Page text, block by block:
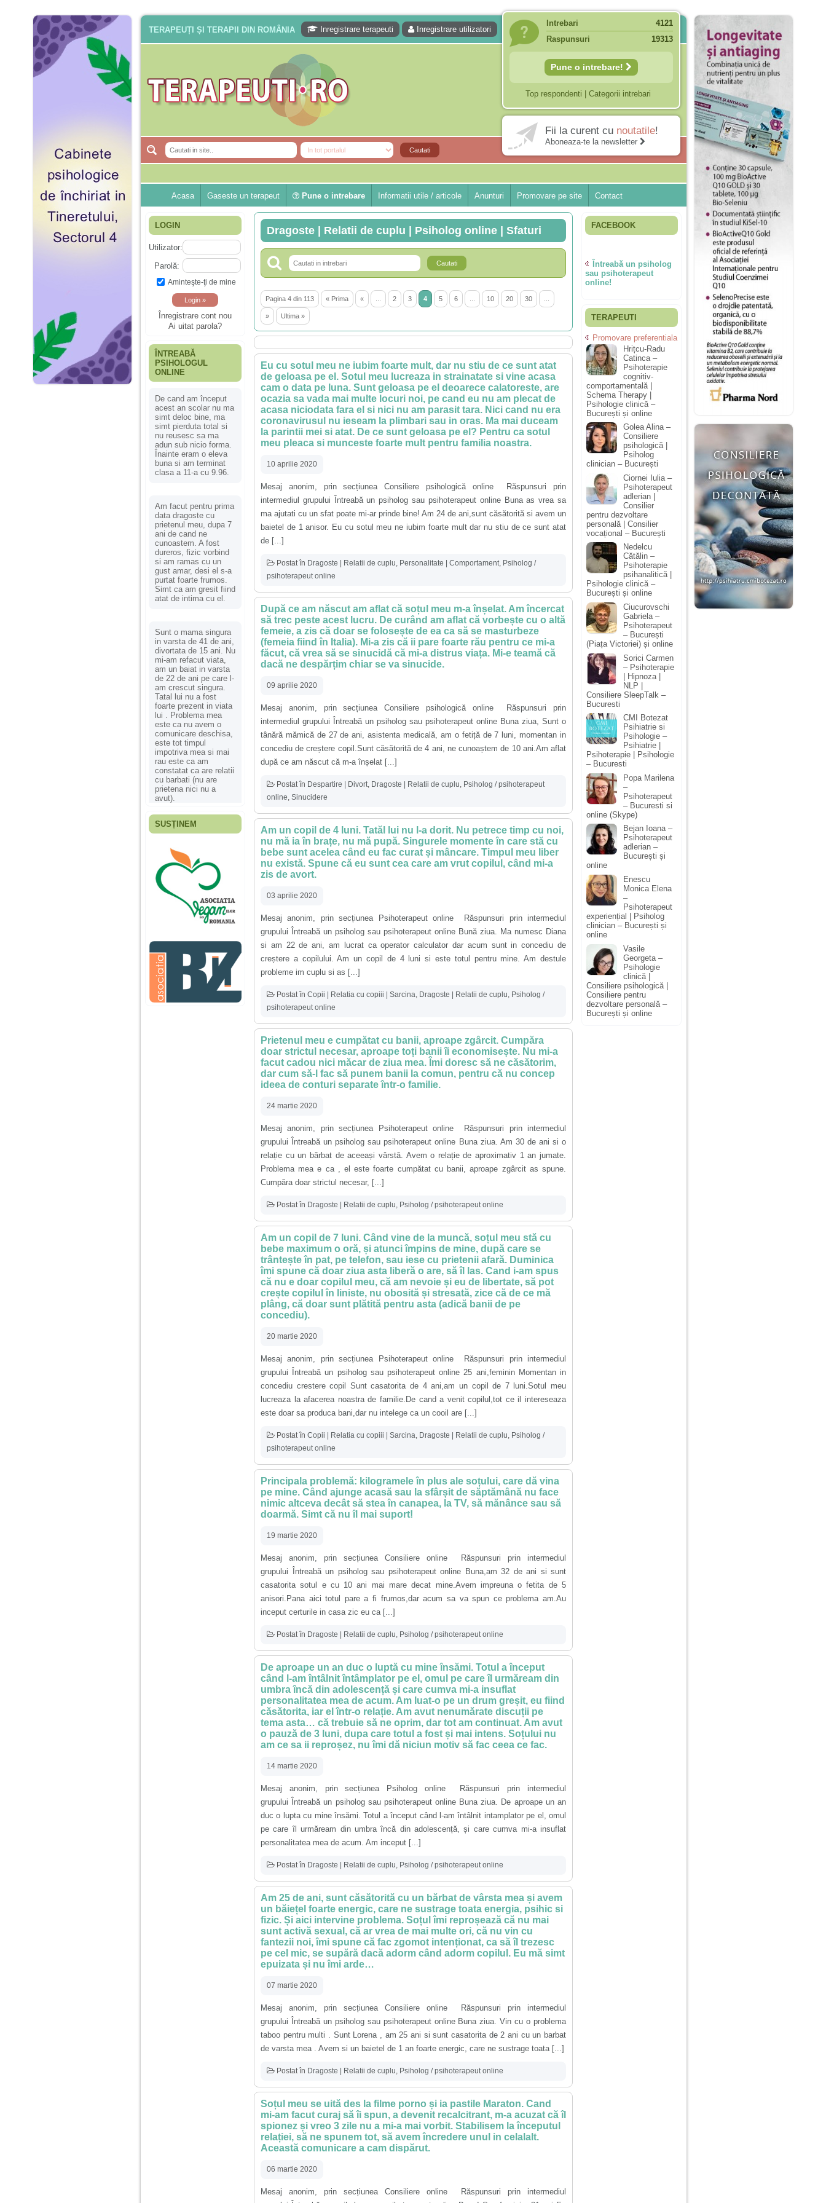
TERAPEUȚI ȘI TERAPII DIN ROMÂNIA Inregistrare terapeuti Inregistrare utilizatori
Intrebari
4121
Raspunsuri
19313
Pune o intrebare!
Top respondenti Categorii intrebari
Fii la curent cu noutatile!
Aboneaza-te la newsletter
Acasa Gaseste un terapeut Pune o intrebare Informatii utile / articole Anunturi Promovare pe site Contact
LOGIN
Utilizator:
Parolă:
Aminteşte-ţi de mine
Înregistrare cont nou
Ai uitat parola?
ÎNTREABĂ
PSIHOLOGUL
ONLINE
De cand am început
acest an scolar nu ma
simt deloc bine, ma
simt pierduta total si
nu reusesc sa ma
adun sub nicio forma.
Înainte eram o eleva
buna si am terminat
clasa a 11-a cu 9.96.
Am facut pentru prima
data dragoste cu
prietenul meu, dupa 7
ani de cand ne
cunoastem. A fost
dureros, fizic vorbind
si am ramas cu un
gust amar, desi el s-a
purtat foarte frumos.
Simt ca am gresit fiind
atat de intima cu el.
Sunt o mama singura
in varsta de 41 de ani,
divortata de 15 ani. Nu
mi-am refacut viata,
am un baiat in varsta
de 22 de ani pe care l-
am crescut singura.
Tatal lui nu a fost
foarte prezent in viata
lui . Problema mea
este ca nu avem o
comunicare deschisa,
este tot timpul
impotriva mea si mai
rau este ca am
constatat ca are relatii
cu barbati (nu are
prietena nici nu a
avut).
Fiica mea s-a nascut
ani, privind in urma
realizez cat de multe
greseli am facut in
educatia si cresterea
ei, am fost o mama
egoista, preocupata
de implinirea
profesionala, cand ea
era mica am neglijat-
agresiva, orice
greseala era taxata cu
o palma sau pedepse.
De 4 ani am o relatie
serioasa cu un barbat
SUSȚINEM
Dragoste | Relatii de cuplu | Psiholog online | Sfaturi
Pagina 4 din 113 « Prima « 2 3 4 5 6 10 20 30
» Ultima »
Eu cu sotul meu ne iubim foarte mult, dar nu stiu de ce sunt atat
de geloasa pe el. Sotul meu lucreaza in strainatate si vine acasa
cam o data pe luna. Sunt geloasa pe el deoarece calatoreste, are
ocazia sa vada mai multe locuri noi, pe cand eu nu am plecat de
acasa niciodata fara el si nici nu am parasit tara. Nici cand nu era
coronavirusul nu ieseam la plimbari sau in oras. Ma mai duceam
la parintii mei si atat. De ce sunt geloasa pe el? Pentru ca sotul
meu pleaca si munceste foarte mult pentru familia noastra.
10 aprilie 2020
Mesaj anonim, prin secțiunea Consiliere psihologică online Răspunsuri prin
intermediul grupului Întreabă un psiholog sau psihoterapeut online Buna as vrea sa
ma ajutati cu un sfat poate mi-ar prinde bine! Am 24 de ani,sunt căsătorită si avem un
baietel de 1 anisor. Eu cu sotul meu ne iubim foarte mult dar nu stiu de ce sunt atat
de [...]
Postat în Dragoste | Relatii de cuplu, Personalitate | Comportament, Psiholog /
psihoterapeut online
După ce am născut am aflat că soțul meu m-a înșelat. Am încercat
să trec peste acest lucru. De curând am aflat că vorbește cu o altă
femeie, a zis că doar se folosește de ea ca să se masturbeze
(femeia fiind în Italia). Mi-a zis că ii pare foarte rău pentru ce mi-a
făcut, că vrea să se sinucidă că mi-a distrus viața. Mi-e teamă că
dacă ne despărțim chiar se va sinucide.
09 aprilie 2020
Mesaj anonim, prin secțiunea Consiliere psihologică online Răspunsuri prin
intermediul grupului Întreabă un psiholog sau psihoterapeut online Buna ziua, Sunt o
tânără mămică de 27 de ani, asistenta medicală, am o fetiță de 7 luni, momentan in
concediu de creștere copil.Sunt căsătorită de 4 ani, ne cunoaștem de 10 ani.Am aflat
după ce am născut că m-a înșelat [...]
Postat în Despartire | Divort, Dragoste | Relatii de cuplu, Psiholog / psihoterapeut
online, Sinucidere
Am un copil de 4 luni. Tatăl lui nu l-a dorit. Nu petrece timp cu noi,
nu mă ia în brațe, nu mă pupă. Singurele momente în care stă cu
bebe sunt acelea când eu fac curat și mâncare. Timpul meu liber
nu există. Spune că eu sunt cea care am vrut copilul, când mi-a
zis de avort.
03 aprilie 2020
Mesaj anonim, prin secțiunea Psihoterapeut online Răspunsuri prin intermediul
grupului Întreabă un psiholog sau psihoterapeut online Bună ziua. Ma numesc Diana
si am 22 de ani, am lucrat ca operator calculator dar acum sunt in concediu de
creștere a copilului. Am un copil de 4 luni si este totul pentru mine. Am destule
probleme im cuplu si as [...]
Postat în Copii | Relatia cu copiii | Sarcina, Dragoste | Relatii de cuplu, Psiholog /
psihoterapeut online
Prietenul meu e cumpătat cu banii, aproape zgârcit. Cumpăra
doar strictul necesar, aproape toți banii îi economisește. Nu mi-a
facut cadou nici măcar de ziua mea. Îmi doresc să ne căsătorim,
dar cum să-l fac să punem banii la comun, pentru că nu concep
ideea de conturi separate într-o familie.
24 martie 2020
Mesaj anonim, prin secțiunea Psihoterapeut online Răspunsuri prin intermediul
grupului Întreabă un psiholog sau psihoterapeut online Buna ziua. Am 30 de ani si o
relație cu un bărbat de aceeași vârstă. Avem o relație de aproximativ 1 an jumate.
Problema mea e ca , el este foarte cumpătat cu banii, aproape zgârcit as spune.
Cumpăra doar strictul necesar, [...]
Postat în Dragoste | Relatii de cuplu, Psiholog / psihoterapeut online
Am un copil de 7 luni. Când vine de la muncă, soțul meu stă cu
bebe maximum o oră, și atunci împins de mine, după care se
trântește în pat, pe telefon, sau iese cu prietenii afară. Duminica
îmi spune că doar ziua asta liberă o are, să îl las. Cand i-am spus
că nu e doar copilul meu, că am nevoie și eu de libertate, să pot
crește copilul în liniste, nu obosită și stresată, zice că de ce mă
plâng, că doar sunt plătită pentru asta (adică banii de pe
concediu).
20 martie 2020
Mesaj anonim, prin secțiunea Psihoterapeut online Răspunsuri prin intermediul
grupului Întreabă un psiholog sau psihoterapeut online 25 ani,feminin Momentan in
concediu crestere copil Sunt casatorita de 4 ani,am un copil de 7 luni.Sotul meu
lucreaza la afacerea noastra de familie.De cand a venit copilul,tot ce il intereseaza
este doar sa produca bani,dar nu intelege ca un cooil are [...]
Postat în Copii | Relatia cu copiii | Sarcina, Dragoste | Relatii de cuplu, Psiholog /
psihoterapeut online
Principala problemă: kilogramele în plus ale soțului, care dă vina
pe mine. Când ajunge acasă sau la sfârșit de săptămână nu face
nimic altceva decât să stea în canapea, la TV, să mănânce sau să
doarmă. Simt că nu îl mai suport!
19 martie 2020
Mesaj anonim, prin secțiunea Consiliere online Răspunsuri prin intermediul
grupului Întreabă un psiholog sau psihoterapeut online Buna,am 32 de ani si sunt
casatorita sotul e cu 10 ani mai mare decat mine.Avem impreuna o fetita de 5
anisori.Pana aici totul pare a fi frumos,dar acum sa va spun ce problema am.Au
inceput certurile in casa zic eu ca [...]
Postat în Dragoste | Relatii de cuplu, Psiholog / psihoterapeut online
De aproape un an duc o luptă cu mine însămi. Totul a început
când l-am întâlnit întâmplator pe el, omul pe care îl urmăream din
umbra încă din adolescență și care cumva mi-a insuflat
personalitatea mea de acum. Am luat-o pe un drum greșit, eu fiind
căsătorita, iar el într-o relație. Am avut nenumărate discuții pe
tema asta… că trebuie să ne oprim, dar tot am continuat. Am avut
o pauză de 3 luni, dupa care totul a fost și mai intens. Soțului nu
am ce sa ii reproșez, nu îmi dă niciun motiv să fac ceea ce fac.
14 martie 2020
Mesaj anonim, prin secțiunea Psiholog online Răspunsuri prin intermediul
grupului Întreabă un psiholog sau psihoterapeut online Buna ziua. De aproape un an
duc o lupta cu mine însămi. Totul a început când l-am întâlnit intamplator pe el, omul
pe care îl urmăream din umbra încă din adolescență, și care cumva mi-a insuflat
personalitatea mea de acum. Am inceput [...]
Postat în Dragoste | Relatii de cuplu, Psiholog / psihoterapeut online
Am 25 de ani, sunt căsătorită cu un bărbat de vârsta mea și avem
un băiețel foarte energic, care ne sustrage toata energia, psihic si
fizic. Și aici intervine problema. Soțul îmi reproșează că nu mai
sunt activă sexual, că ar vrea de mai multe ori, că nu vin cu
fantezii noi, îmi spune că fac zgomot intenționat, ca să îl trezesc
pe cel mic, se supără dacă adorm când adorm copilul. Eu mă simt
epuizata și nu îmi arde…
07 martie 2020
Mesaj anonim, prin secțiunea Consiliere online Răspunsuri prin intermediul
grupului Întreabă un psiholog sau psihoterapeut online Buna ziua. Vin cu o problema
taboo pentru multi . Sunt Lorena , am 25 ani si sunt casatorita de 2 ani cu un barbat
de varsta mea . Avem si un baietel de 1 an foarte energic, care ne sustrage toata [...]
Postat în Dragoste | Relatii de cuplu, Psiholog / psihoterapeut online
Soțul meu se uită des la filme porno și ia pastile Maraton. Cand
mi-am facut curaj să îi spun, a devenit recalcitrant, m-a acuzat că îl
spionez și vreo 3 zile nu a mi-a mai vorbit. Stabilisem la începutul
relației, să ne spunem tot, să avem încredere unul in celalalt.
Această comunicare a cam dispărut.
06 martie 2020
Mesaj anonim, prin secțiunea Consiliere online Răspunsuri prin intermediul
FACEBOOK
Întreabă un psiholog
sau psihoterapeut
online!
TERAPEUTI
Promovare preferentiala
Hrițcu-Radu
Catinca –
Psihoterapie
cognitiv-
comportamentală |
Schema Therapy |
Psihologie clinică –
București și online
Golea Alina –
Consiliere
psihologică |
Psiholog
clinician – București
Ciornei Iulia –
Psihoterapeut
adlerian |
Consilier
pentru dezvoltare
personală | Consilier
vocațional – București
Nedelcu
Cătălin –
Psihoterapie
psihanalitică |
Psihologie clinică –
București și online
Ciucurovschi
Gabriela –
Psihoterapeut
– București
(Piața Victoriei) și online
Sorici Carmen
– Psihoterapie
| Hipnoza |
NLP |
Consiliere SleepTalk –
Bucuresti
CMI Botezat
Psihiatrie si
Psihologie –
Psihiatrie |
Psihoterapie | Psihologie
– Bucuresti
Popa Marilena
–
Psihoterapeut
– Bucuresti si
online (Skype)
Bejan Ioana –
Psihoterapeut
adlerian –
București și
online
Enescu
Monica Elena
–
Psihoterapeut
experiențial | Psiholog
clinician – București și
online
Vasile
Georgeta –
Psihologie
clinică |
Consiliere psihologică |
Consiliere pentru
dezvoltare personală –
București și online